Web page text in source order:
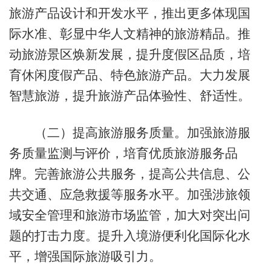
旅游产品设计和开发水平，推出更多体现国
际水准、彰显中华人文精神的旅游精品。推
动旅游景区焕新发展，提升度假区品质，培
育休闲度假产品、特色旅游产品。大力发展
智慧旅游，提升旅游产品体验性、舒适性。
（二）提高旅游服务质量。加强旅游服
务质量监测与评价，培育优质旅游服务品
牌。完善旅游公共服务，提高公共信息、公
共交通、应急救援等服务水平。加强涉旅领
域安全管理和旅游市场监管，加大对突出问
题的打击力度。提升入境游便利化国际化水
平，增强国际旅游吸引力。